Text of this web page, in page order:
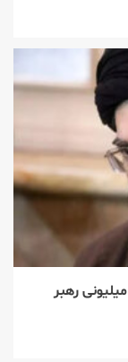
رهبر